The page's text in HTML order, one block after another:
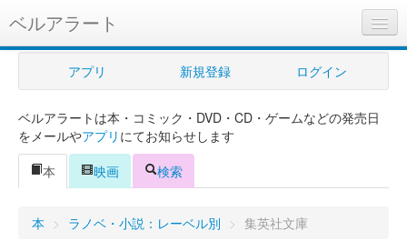
ベルアラート
ベルアラートとは
ヘルプ
新規登録
ログイン
アプリ 新規登録 ログイン
ベルアラートは本・コミック・DVD・CD・ゲームなどの発売日
をメールやアプリ にてお知らせします
本
映画 検索
本 > ラノベ・小説：レーベル別 > 集英社文庫